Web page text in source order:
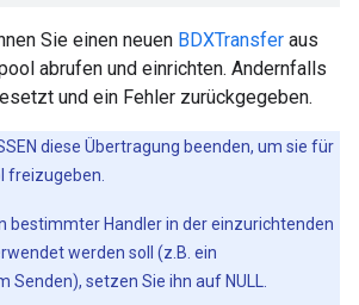
Sie einen neuen BDXTransfer aus
abrufen und einrichten. Andernfalls
und ein Fehler zurückgegeben.
diese Übertragung beenden, um sie für
freizugeben.
bestimmter Handler in der einzurichtenden
werden soll (z.B. ein
Senden), setzen Sie ihn auf NULL.